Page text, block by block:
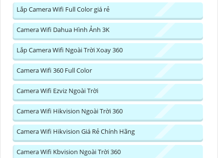
Lắp Camera Wifi Full Color giá rẻ
Camera Wifi Dahua Hình Ảnh 3K
Lắp Camera Wifi Ngoài Trời Xoay 360
Camera Wifi 360 Full Color
Camera Wifi Ezviz Ngoài Trời
Camera Wifi Hikvision Ngoài Trời 360
Camera Wifi Hikvision Giá Rẻ Chính Hãng
Camera Wifi Kbvision Ngoài Trời 360